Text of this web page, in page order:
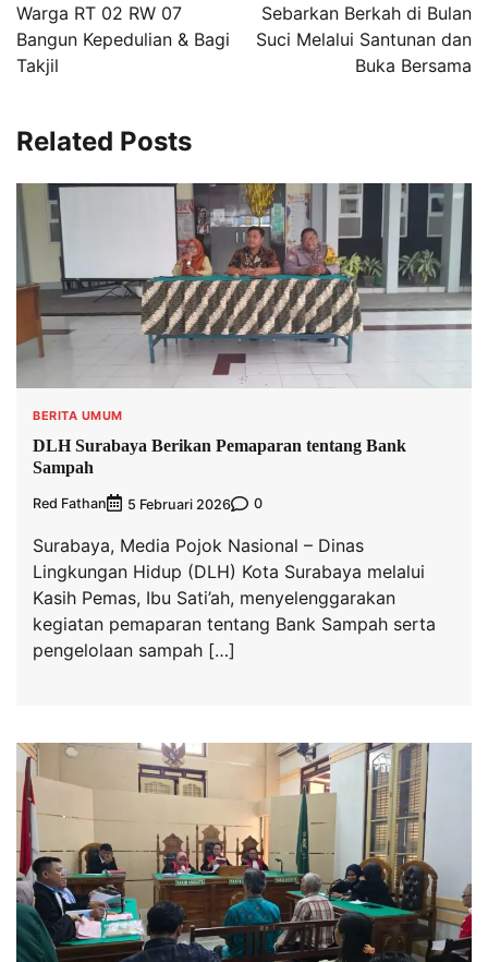
Warga RT 02 RW 07
Bangun Kepedulian & Bagi
Takjil
Sebarkan Berkah di Bulan
Suci Melalui Santunan dan
Buka Bersama
Related Posts
BERITA UMUM
DLH Surabaya Berikan Pemaparan tentang Bank
Sampah
Red Fathan 5 Februari 2026 0
Surabaya, Media Pojok Nasional – Dinas
Lingkungan Hidup (DLH) Kota Surabaya melalui
Kasih Pemas, Ibu Sati’ah, menyelenggarakan
kegiatan pemaparan tentang Bank Sampah serta
pengelolaan sampah […]